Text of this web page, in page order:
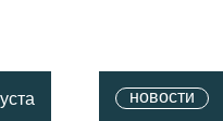
новости